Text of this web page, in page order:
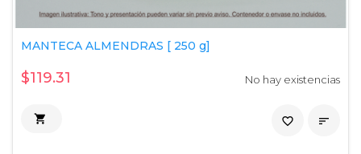
MANTECA ALMENDRAS [ 250 g]
$119.31 No hay existencias
 
favorite_border